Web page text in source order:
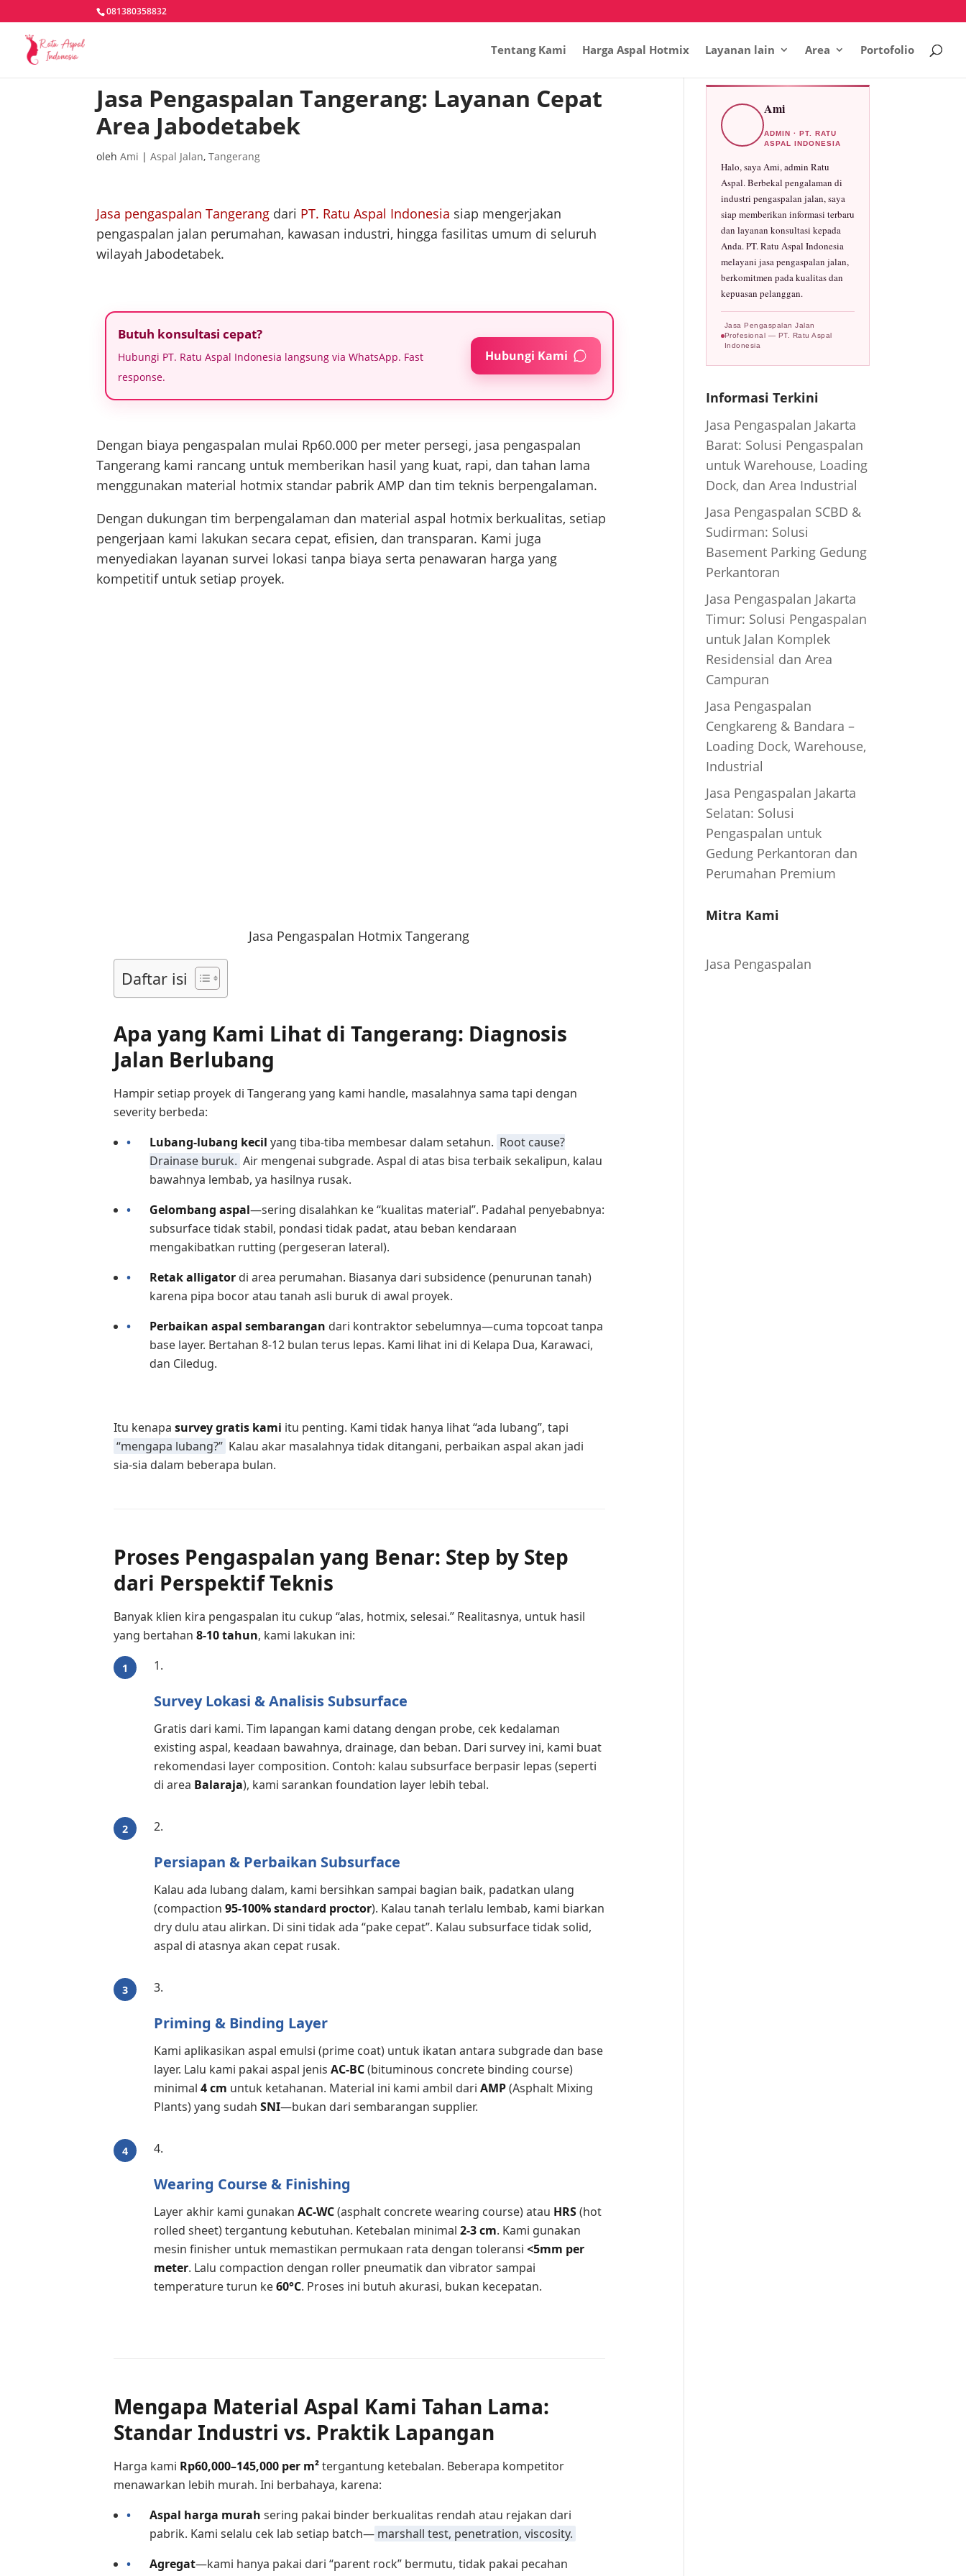
081380358832
Tentang Kami Harga Aspal Hotmix Layanan lain Area Portofolio
Jasa Pengaspalan Tangerang: Layanan Cepat
Area Jabodetabek
olehAmi |Aspal Jalan,Tangerang
Jasa pengaspalan Tangerang dari PT. Ratu Aspal Indonesia siap mengerjakan
pengaspalan jalan perumahan, kawasan industri, hingga fasilitas umum di seluruh
wilayah Jabodetabek.
Butuh konsultasi cepat?
Hubungi PT. Ratu Aspal Indonesia langsung via WhatsApp. Fast
response.
Hubungi Kami
Dengan biaya pengaspalan mulai Rp60.000 per meter persegi, jasa pengaspalan
Tangerang kami rancang untuk memberikan hasil yang kuat, rapi, dan tahan lama
menggunakan material hotmix standar pabrik AMP dan tim teknis berpengalaman.
Dengan dukungan tim berpengalaman dan material aspal hotmix berkualitas, setiap
pengerjaan kami lakukan secara cepat, efisien, dan transparan. Kami juga
menyediakan layanan survei lokasi tanpa biaya serta penawaran harga yang
kompetitif untuk setiap proyek.
Jasa Pengaspalan Hotmix Tangerang
Daftar isi
Apa yang Kami Lihat di Tangerang: Diagnosis
Jalan Berlubang
Hampir setiap proyek di Tangerang yang kami handle, masalahnya sama tapi dengan
severity berbeda:
Lubang-lubang kecil yang tiba-tiba membesar dalam setahun. Root cause?
Drainase buruk. Air mengenai subgrade. Aspal di atas bisa terbaik sekalipun, kalau
bawahnya lembab, ya hasilnya rusak.
Gelombang aspal—sering disalahkan ke “kualitas material”. Padahal penyebabnya:
subsurface tidak stabil, pondasi tidak padat, atau beban kendaraan
mengakibatkan rutting (pergeseran lateral).
Retak alligator di area perumahan. Biasanya dari subsidence (penurunan tanah)
karena pipa bocor atau tanah asli buruk di awal proyek.
Perbaikan aspal sembarangan dari kontraktor sebelumnya—cuma topcoat tanpa
base layer. Bertahan 8-12 bulan terus lepas. Kami lihat ini di Kelapa Dua, Karawaci,
dan Ciledug.
Itu kenapasurvey gratis kami itu penting. Kami tidak hanya lihat “ada lubang”, tapi
“mengapa lubang?” Kalau akar masalahnya tidak ditangani, perbaikan aspal akan jadi
sia-sia dalam beberapa bulan.
Proses Pengaspalan yang Benar: Step by Step
dari Perspektif Teknis
Banyak klien kira pengaspalan itu cukup “alas, hotmix, selesai.” Realitasnya, untuk hasil
yang bertahan8-10 tahun, kami lakukan ini:
Survey Lokasi & Analisis Subsurface
Gratis dari kami. Tim lapangan kami datang dengan probe, cek kedalaman
existing aspal, keadaan bawahnya, drainage, dan beban. Dari survey ini, kami buat
rekomendasi layer composition. Contoh: kalau subsurface berpasir lepas (seperti
di area Balaraja), kami sarankan foundation layer lebih tebal.
Persiapan & Perbaikan Subsurface
Kalau ada lubang dalam, kami bersihkan sampai bagian baik, padatkan ulang
(compaction95-100% standard proctor). Kalau tanah terlalu lembab, kami biarkan
dry dulu atau alirkan. Di sini tidak ada “pake cepat”. Kalau subsurface tidak solid,
aspal di atasnya akan cepat rusak.
Priming & Binding Layer
Kami aplikasikan aspal emulsi (prime coat) untuk ikatan antara subgrade dan base
layer. Lalu kami pakai aspal jenisAC-BC(bituminous concrete binding course)
minimal4 cm untuk ketahanan. Material ini kami ambil dariAMP(Asphalt Mixing
Plants) yang sudahSNI—bukan dari sembarangan supplier.
Wearing Course & Finishing
Layer akhir kami gunakanAC-WC(asphalt concrete wearing course) atau HRS(hot
rolled sheet) tergantung kebutuhan. Ketebalan minimal2-3 cm. Kami gunakan
mesin finisher untuk memastikan permukaan rata dengan toleransi<5mm per
meter. Lalu compaction dengan roller pneumatik dan vibrator sampai
temperature turun ke60°C. Proses ini butuh akurasi, bukan kecepatan.
Mengapa Material Aspal Kami Tahan Lama:
Standar Industri vs. Praktik Lapangan
Harga kami Rp60,000–145,000 per m²tergantung ketebalan. Beberapa kompetitor
menawarkan lebih murah. Ini berbahaya, karena:
Aspal harga murah sering pakai binder berkualitas rendah atau rejakan dari
pabrik. Kami selalu cek lab setiap batch— marshall test, penetration, viscosity.
Agregat—kami hanya pakai dari “parent rock” bermutu, tidak pakai pecahan
Ami
ADMIN · PT. RATU
ASPAL INDONESIA
Halo, saya Ami, admin Ratu
Aspal. Berbekal pengalaman di
industri pengaspalan jalan, saya
siap memberikan informasi terbaru
dan layanan konsultasi kepada
Anda. PT. Ratu Aspal Indonesia
melayani jasa pengaspalan jalan,
berkomitmen pada kualitas dan
kepuasan pelanggan.
Jasa Pengaspalan Jalan
Profesional — PT. Ratu Aspal
Indonesia
Informasi Terkini
Jasa Pengaspalan Jakarta
Barat: Solusi Pengaspalan
untuk Warehouse, Loading
Dock, dan Area Industrial
Jasa Pengaspalan SCBD &
Sudirman: Solusi
Basement Parking Gedung
Perkantoran
Jasa Pengaspalan Jakarta
Timur: Solusi Pengaspalan
untuk Jalan Komplek
Residensial dan Area
Campuran
Jasa Pengaspalan
Cengkareng & Bandara –
Loading Dock, Warehouse,
Industrial
Jasa Pengaspalan Jakarta
Selatan: Solusi
Pengaspalan untuk
Gedung Perkantoran dan
Perumahan Premium
Mitra Kami
Jasa Pengaspalan